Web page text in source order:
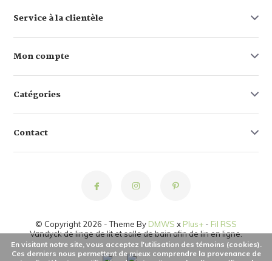
Service à la clientèle
Mon compte
Catégories
Contact
© Copyright 2026 - Theme By DMWS x Plus+ - Fil RSS
Vandyck de linge de lit et salle de bain afin de lin en ligne.
En visitant notre site, vous acceptez l'utilisation des témoins (cookies).
Ces derniers nous permettent de mieux comprendre la provenance de